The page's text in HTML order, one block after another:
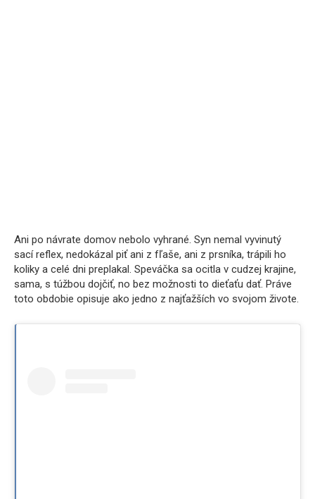
Ani po návrate domov nebolo vyhrané. Syn nemal vyvinutý
sací reflex, nedokázal piť ani z fľaše, ani z prsníka, trápili ho
koliky a celé dni preplakal. Speváčka sa ocitla v cudzej krajine,
sama, s túžbou dojčiť, no bez možnosti to dieťaťu dať. Práve
toto obdobie opisuje ako jedno z najťažších vo svojom živote.